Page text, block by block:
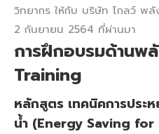
วิทยากร ให้กับ บริษัท โกลว์ พ
2 กันยายน 2564 ที่ผ่านมา
การฝึกอบรมด้านพ
Training
หลักสูตร เทคนิคการประ
น้ำ (Energy Saving